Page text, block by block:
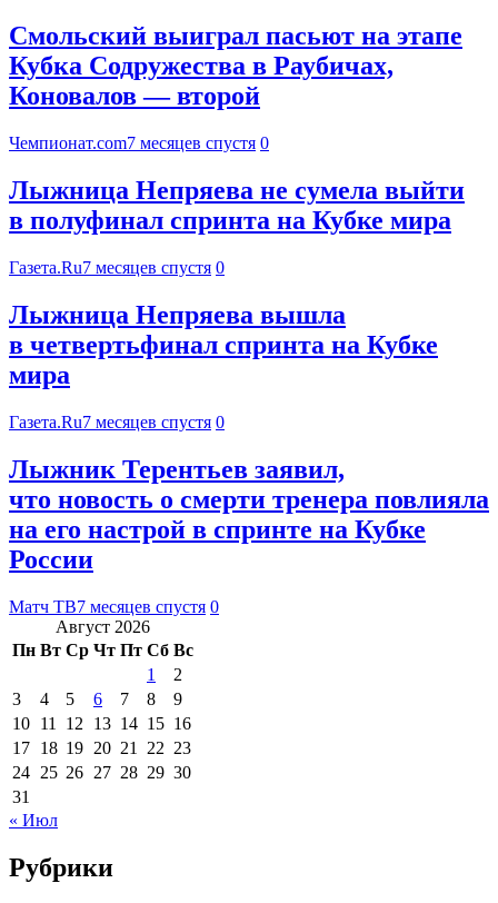
Смольский выиграл пасьют на этапе
Кубка Содружества в Раубичах,
Коновалов — второй
Чемпионат.com7 месяцев спустя 0
Лыжница Непряева не сумела выйти
в полуфинал спринта на Кубке мира
Газета.Ru7 месяцев спустя 0
Лыжница Непряева вышла
в четвертьфинал спринта на Кубке
мира
Газета.Ru7 месяцев спустя 0
Лыжник Терентьев заявил,
что новость о смерти тренера повлияла
на его настрой в спринте на Кубке
России
Матч ТВ7 месяцев спустя 0
Август 2026
Пн Вт Ср Чт Пт Сб Вс
1
2
3
4 5 6 7 8
9
10 11 12 13 14 15 16
17 18 19 20 21 22 23
24 25 26 27 28 29 30
31
« Июл
Рубрики